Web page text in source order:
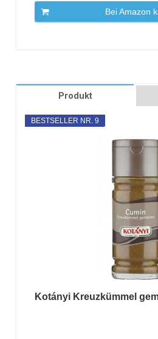
Bei Amazon
Produkt
BESTSELLER NR. 9
Kotányi Kreuzkümmel